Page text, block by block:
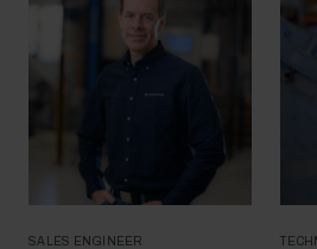
SALES ENGINEER